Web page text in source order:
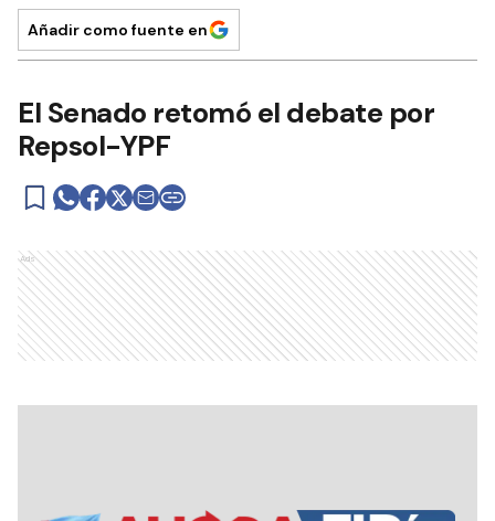
Añadir como fuente en
El Senado retomó el debate por
Repsol-YPF
Ads